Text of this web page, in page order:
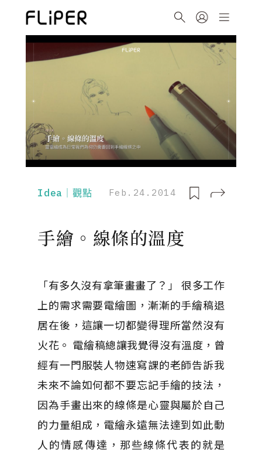
Idea｜觀點 Feb.24.2014
手繪。線條的溫度
「有多久沒有拿筆畫畫了？」 很多工作
上的需求需要電繪圖，漸漸的手繪稿退
居在後，這讓一切都變得理所當然沒有
火花。 電繪稿總讓我覺得沒有溫度，曾
經有一門服裝人物速寫課的老師告訴我
未來不論如何都不要忘記手繪的技法，
因為手畫出來的線條是心靈與屬於自己
的力量組成，電繪永遠無法達到如此動
人的情感傳達，那些線條代表的就是